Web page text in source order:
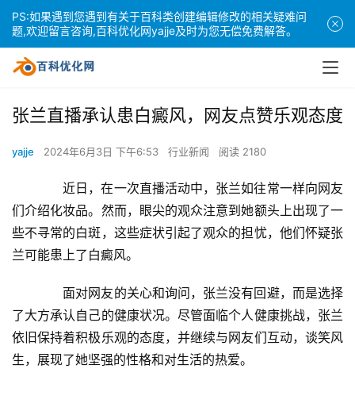
张兰直播承认患白癜风，网友点赞乐观态度
yajje 2024年6月3日 下午6:53 行业新闻 阅读 2180
近日，在一次直播活动中，张兰如往常一样向网友
们介绍化妆品。然而，眼尖的观众注意到她额头上出现了一
些不寻常的白斑，这些症状引起了观众的担忧，他们怀疑张
兰可能患上了白癜风。
面对网友的关心和询问，张兰没有回避，而是选择
了大方承认自己的健康状况。尽管面临个人健康挑战，张兰
依旧保持着积极乐观的态度，并继续与网友们互动，谈笑风
生，展现了她坚强的性格和对生活的热爱。
PS:如果遇到您遇到有关于百科类创建编辑修改的相关疑难问
题,欢迎留言咨询,百科优化网yajje及时为您无偿免费解答。